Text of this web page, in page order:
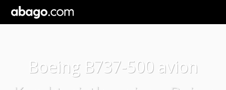
Boeing B737-500 avion